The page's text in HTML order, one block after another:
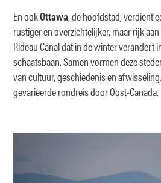
En ookOttawa, de hoofdstad, verdient
rustiger en overzichtelijker, maar rijk
Rideau Canal dat in de winter verandert
schaatsbaan. Samen vormen deze
van cultuur, geschiedenis en
gevarieerde rondreis door Oost-Canada.